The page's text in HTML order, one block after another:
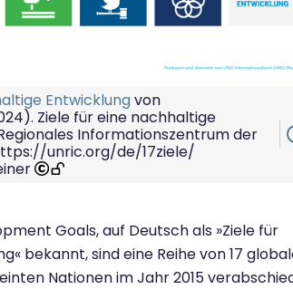
Entwicklungvon
Ziele für eine nachhaltige
Informationszentrum der
unric.org/de/17ziele/
Goals, auf Deutsch als »Ziele für
bekannt, sind eine Reihe von 17
Nationen im Jahr 2015